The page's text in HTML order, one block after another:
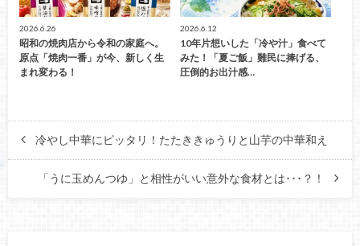
2026.6.26
昭和の焼肉店から令和の家庭へ。
原点「焼肉一番」が今、新しく生
まれ変わる！
2026.6.12
10年片想いした「冷や汁」食べて
みた！「夏ご飯」難民に捧げる、
圧倒的お出汁感…
冷やし中華にピッタリ！たたききゅうりと山芋の中華和え
「うに玉めんつゆ」と相性がいい意外な食材とは･･･？！